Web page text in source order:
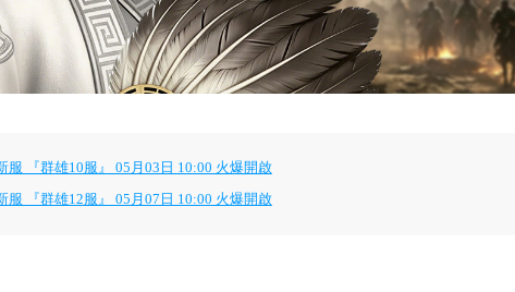
『群雄10服』 05月03日 10:00 火爆開啟
服 『群雄12服』 05月07日 10:00 火爆開啟